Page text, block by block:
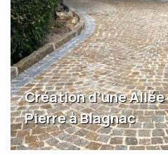
Création d’une
Pierre à Blagnac